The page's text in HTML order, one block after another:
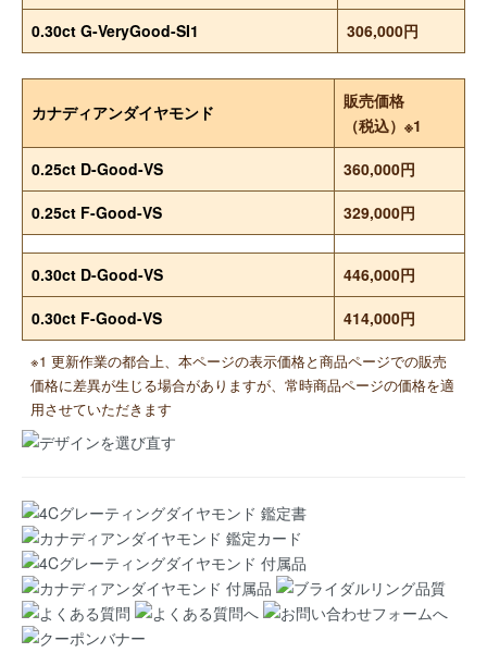
0.30ct G-VeryGood-SI1
306,000円
カナディアンダイヤモンド
販売価格
（税込）※1
0.25ct D-Good-VS
360,000円
0.25ct F-Good-VS
329,000円
0.30ct D-Good-VS
446,000円
0.30ct F-Good-VS
414,000円
※1 更新作業の都合上、本ページの表示価格と商品ページでの販売
価格に差異が生じる場合がありますが、常時商品ページの価格を適
用させていただきます